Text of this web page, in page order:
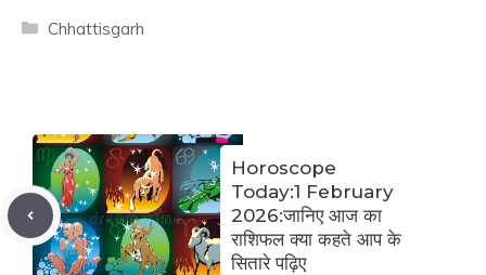
Categories
Chhattisgarh
Horoscope
Today:1 February
2026:जानिए आज का
राशिफल क्या कहते आप के
सितारे पढ़िए